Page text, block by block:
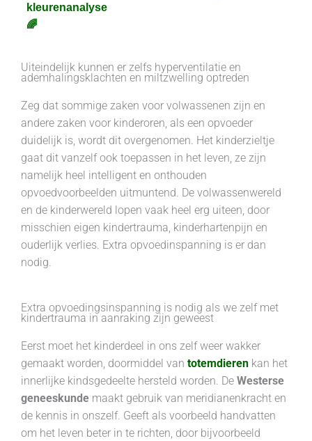
kleurenanalyse
🌈
Uiteindelijk kunnen er zelfs hyperventilatie en
ademhalingsklachten en miltzwelling optreden
Zeg dat sommige zaken voor volwassenen zijn en
andere zaken voor kinderoren, als een opvoeder
duidelijk is, wordt dit overgenomen. Het kinderzieltje
gaat dit vanzelf ook toepassen in het leven, ze zijn
namelijk heel intelligent en onthouden
opvoedvoorbeelden uitmuntend. De volwassenwereld
en de kinderwereld lopen vaak heel erg uiteen, door
misschien eigen kindertrauma, kinderhartenpijn en
ouderlijk verlies. Extra opvoedinspanning is er dan
nodig.
Extra opvoedingsinspanning is nodig als we zelf met
kindertrauma in aanraking zijn geweest
Eerst moet het kinderdeel in ons zelf weer wakker
gemaakt worden, doormiddel van totemdieren kan het
innerlijke kindsgedeelte hersteld worden. De Westerse
geneeskunde maakt gebruik van meridianenkracht en
de kennis in onszelf. Geeft als voorbeeld handvatten
om het leven beter in te richten, door bijvoorbeeld